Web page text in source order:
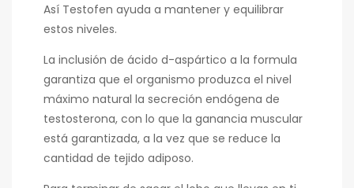
Así Testofen ayuda a mantener y equilibrar
estos niveles.
La inclusión de ácido d-aspártico a la formula
garantiza que el organismo produzca el nivel
máximo natural la secreción endógena de
testosterona, con lo que la ganancia muscular
está garantizada, a la vez que se reduce la
cantidad de tejido adiposo.